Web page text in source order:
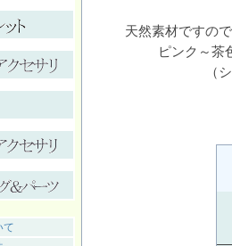
て
天然素材ですの
ピンク～茶
（